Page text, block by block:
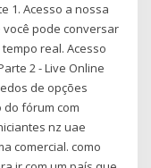
1. Acesso a nossa
pode conversar
real. Acesso
2 - Live Online
de opções
fórum com
nz uae
comercial. como